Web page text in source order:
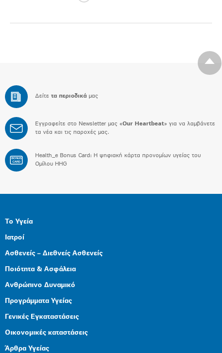
Δείτε τα περιοδικά μας
Εγγραφείτε στο Newsletter μας «Our Heartbeat» για να λαμβάνετε
τα νέα και τις παροχές μας.
BONUS
CARD
Health_e Bonus Card: H ψηφιακή κάρτα προνομίων υγείας του
Ομίλου HHG
Το Υγεία
Ιατροί
Ασθενείς – Διεθνείς Ασθενείς
Ποιότητα & Ασφάλεια
Ανθρώπινο Δυναμικό
Προγράμματα Υγείας
Γενικές Εγκαταστάσεις
Οικονομικές καταστάσεις
Άρθρα Υγείας